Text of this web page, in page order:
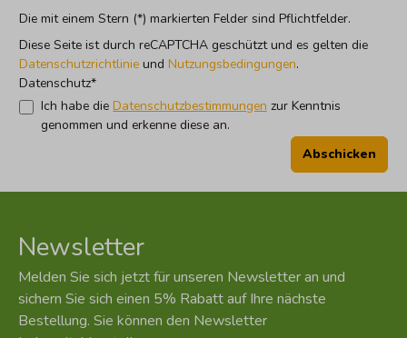
Die mit einem Stern (*) markierten Felder sind Pflichtfelder.
Diese Seite ist durch reCAPTCHA geschützt und es gelten die
Datenschutzrichtlinie und Nutzungsbedingungen.
Datenschutz*
Ich habe die Datenschutzbestimmungen zur Kenntnis
genommen und erkenne diese an.
Abschicken
Newsletter
Melden Sie sich jetzt für unseren Newsletter an und
sichern Sie sich einen 5% Rabatt auf Ihre nächste
Bestellung. Sie können den Newsletter